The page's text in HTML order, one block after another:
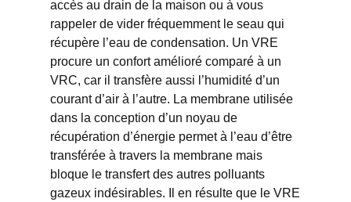
accès au drain de la maison ou à vous
rappeler de vider fréquemment le seau qui
récupère l’eau de condensation. Un VRE
procure un confort amélioré comparé à un
VRC, car il transfère aussi l’humidité d’un
courant d’air à l’autre. La membrane utilisée
dans la conception d’un noyau de
récupération d’énergie permet à l’eau d’être
transférée à travers la membrane mais
bloque le transfert des autres polluants
gazeux indésirables. Il en résulte que le VRE